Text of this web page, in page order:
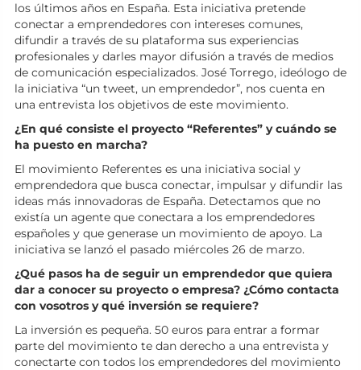
los últimos años en España. Esta iniciativa pretende
conectar a emprendedores con intereses comunes,
difundir a través de su plataforma sus experiencias
profesionales y darles mayor difusión a través de medios
de comunicación especializados. José Torrego, ideólogo de
la iniciativa “un tweet, un emprendedor”, nos cuenta en
una entrevista los objetivos de este movimiento.
¿En qué consiste el proyecto “Referentes” y cuándo se
ha puesto en marcha?
El movimiento Referentes es una iniciativa social y
emprendedora que busca conectar, impulsar y difundir las
ideas más innovadoras de España. Detectamos que no
existía un agente que conectara a los emprendedores
españoles y que generase un movimiento de apoyo. La
iniciativa se lanzó el pasado miércoles 26 de marzo.
¿Qué pasos ha de seguir un emprendedor que quiera
dar a conocer su proyecto o empresa? ¿Cómo contacta
con vosotros y qué inversión se requiere?
La inversión es pequeña. 50 euros para entrar a formar
parte del movimiento te dan derecho a una entrevista y
conectarte con todos los emprendedores del movimiento